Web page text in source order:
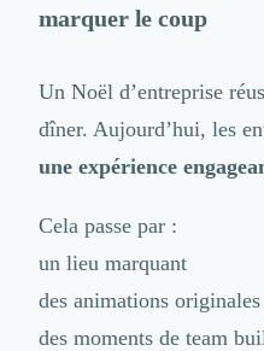
marquer le coup
Un Noël d’entreprise
dîner. Aujourd’hui, les
une expérience
Cela passe par :
un lieu marquant
des animations originales
des moments de team